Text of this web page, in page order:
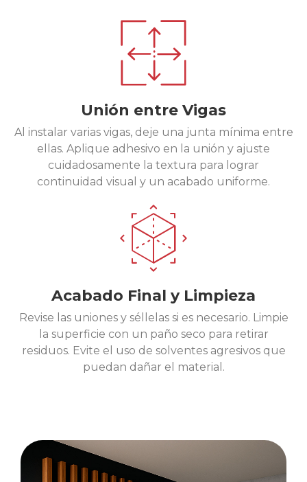
Unión entre Vigas
Al instalar varias vigas, deje una junta mínima entre
ellas. Aplique adhesivo en la unión y ajuste
cuidadosamente la textura para lograr
continuidad visual y un acabado uniforme.
Acabado Final y Limpieza
Revise las uniones y séllelas si es necesario. Limpie
la superficie con un paño seco para retirar
residuos. Evite el uso de solventes agresivos que
puedan dañar el material.